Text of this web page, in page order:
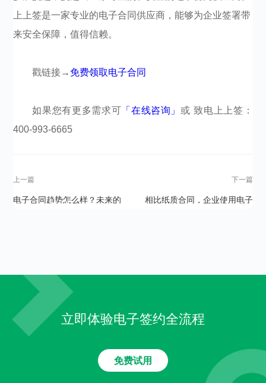
上上签是一家专业的电子合同供应商，能够为企业签署带
来安全保障，值得信赖。
戳链接→ 免费领取电子合同
如果您有更多需求可 「在线咨询」或 致电上上签：
400-993-6665​​​​​​​​
上一篇
电子合同趋势怎么样？未来的
下一篇
相比纸质合同，企业使用电子
立即体验电子签约全流程
免费试用